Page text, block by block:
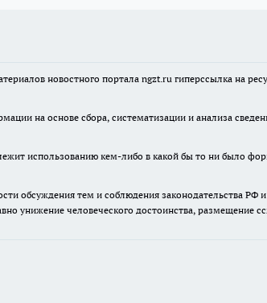
новостного портала ngzt.ru гиперссылка на
на основе сбора, систематизации и анализа
использованию кем-либо в какой бы то ни было
обсуждения тем и соблюдения законодательства РФ
унижение человеческого достоинства, размещение